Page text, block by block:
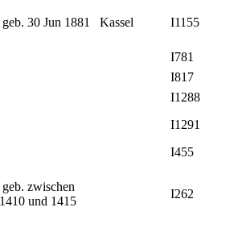
geb. 30 Jun 1881 Kassel I1155
I781
I817
I1288
I1291
I455
geb. zwischen
1410 und 1415
I262